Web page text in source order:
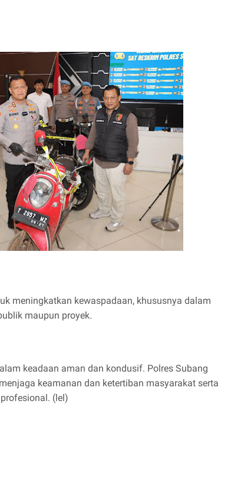
meningkatkan kewaspadaan, khususnya dalam
maupun proyek.
keadaan aman dan kondusif. Polres Subang
keamanan dan ketertiban masyarakat serta
(lel)